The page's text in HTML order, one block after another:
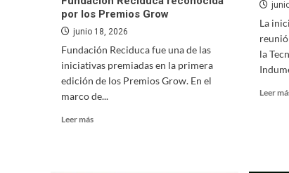
por los Premios Grow
junio 18, 2026
Fundación Reciduca fue una de las
iniciativas premiadas en la primera
edición de los Premios Grow. En el
marco de...
Leer más
La
la
Leer